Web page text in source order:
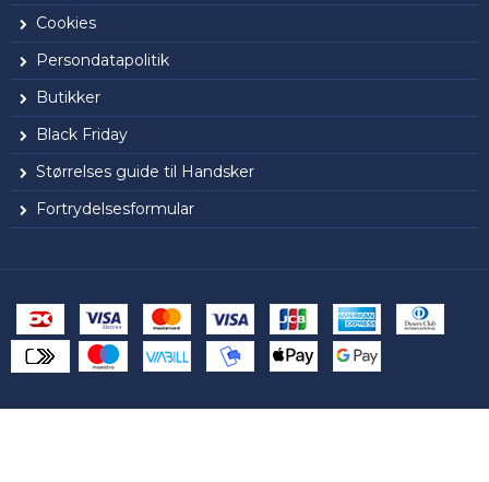
Cookies
Persondatapolitik
Butikker
Black Friday
Størrelses guide til Handsker
Fortrydelsesformular